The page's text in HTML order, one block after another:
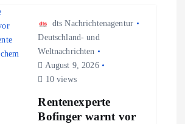
dts Nachrichtenagentur
Deutschland- und
Weltnachrichten
August 9, 2026
10 views
Rentenexperte
Bofinger warnt vor